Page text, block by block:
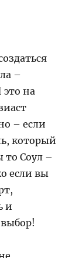
–
на
– если
который
то Соул –
если вы
и